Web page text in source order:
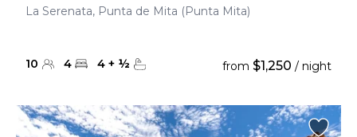
La Serenata, Punta de Mita (Punta Mita)
10 4 4 + ½ from $1,250 / night